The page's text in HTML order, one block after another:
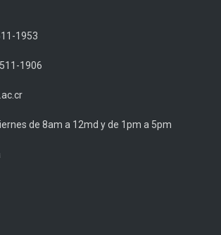
1953
1906
de 8am a 12md y de 1pm a 5pm